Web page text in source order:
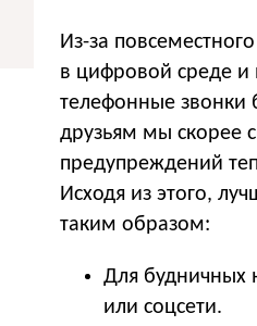
Из-за
в цифровой среде и
телефонные звонки
друзьям мы скорее
предупреждений
Исходя из этого,
таким образом:
Для будничных
или соцсети.